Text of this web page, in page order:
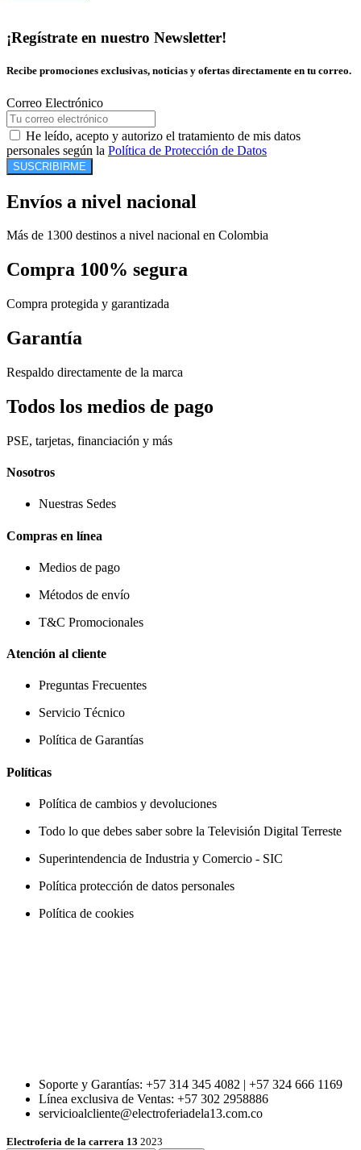
¡Regístrate en nuestro Newsletter!
Recibe promociones exclusivas, noticias y ofertas directamente en tu correo.
Correo Electrónico
He leído, acepto y autorizo el tratamiento de mis datos
personales según la Política de Protección de Datos
SUSCRIBIRME
Envíos a nivel nacional
Más de 1300 destinos a nivel nacional en Colombia
Compra 100% segura
Compra protegida y garantizada
Garantía
Respaldo directamente de la marca
Todos los medios de pago
PSE, tarjetas, financiación y más
Nosotros
Nuestras Sedes
Compras en línea
Medios de pago
Métodos de envío
T&C Promocionales
Atención al cliente
Preguntas Frecuentes
Servicio Técnico
Política de Garantías
Políticas
Política de cambios y devoluciones
Todo lo que debes saber sobre la Televisión Digital Terreste
Superintendencia de Industria y Comercio - SIC
Política protección de datos personales
Política de cookies
Soporte y Garantías: +57 314 345 4082 | +57 324 666 1169
Línea exclusiva de Ventas: +57 302 2958886
servicioalcliente@electroferiadela13.com.co
Electroferia de la carrera 13 2023